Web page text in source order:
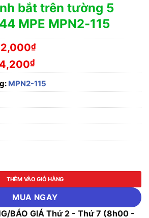
bắt trên tường 5
MPE MPN2-115
₫
₫
MPN2-115
tường 5 cực, 16A, IP44 MPE MPN2-115
THÊM VÀO GIỎ HÀNG
MUA NGAY
BÁO GIÁ Thứ 2 - Thứ 7 (8h00 -